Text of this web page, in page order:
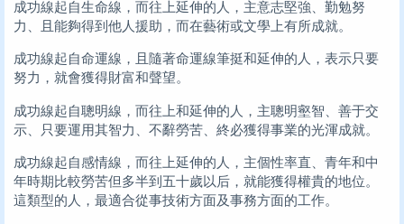
成功線起自生命線，而往上延伸的人，主意志堅強、勤勉努
力、且能夠得到他人援助，而在藝術或文學上有所成就。
成功線起自命運線，且隨著命運線筆挺和延伸的人，表示只要
努力，就會獲得財富和聲望。
成功線起自聰明線，而往上和延伸的人，主聰明壑智、善于交
示、只要運用其智力、不辭勞苦、終必獲得事業的光渾成就。
成功線起自感情線，而往上延伸的人，主個性率直、青年和中
年時期比較勞苦但多半到五十歲以后，就能獲得權貴的地位。
這類型的人，最適合從事技術方面及事務方面的工作。